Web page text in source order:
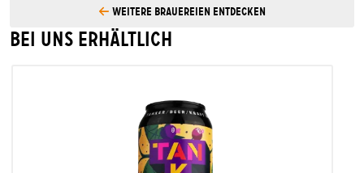
Weitere Brauereien entdecken
Bei uns erhältlich